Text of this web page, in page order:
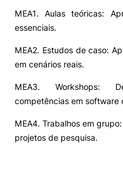
Europeia Política de Privacidade e Cookies
MEA1. Aulas teóricas:
essenciais.
MEA2. Estudos de caso:
em cenários reais.
MEA3. Workshops:
competências em software
MEA4. Trabalhos em
projetos de pesquisa.